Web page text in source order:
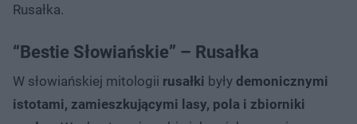
Rusałka.
“Bestie Słowiańskie” – Rusałka
W słowiańskiej mitologii rusałki były demonicznymi
istotami, zamieszkującymi lasy, pola i zbiorniki